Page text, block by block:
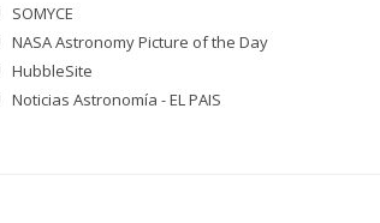
SOMYCE
NASA Astronomy Picture of the Day
HubbleSite
Noticias Astronomía - EL PAIS